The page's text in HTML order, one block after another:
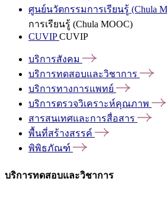
ศูนย์นวัตกรรมการเรียนรู้ (Chula
การเรียนรู้ (Chula MOOC)
CUVIPCUVIP
บริการสังคม
บริการทดสอบและวิชาการ
บริการทางการแพทย์
บริการตรวจวิเคราะห์คุณภาพ
สารสนเทศและการสื่อสาร
พื้นที่สร้างสรรค์
พิพิธภัณฑ์
บริการทดสอบและวิชาการ